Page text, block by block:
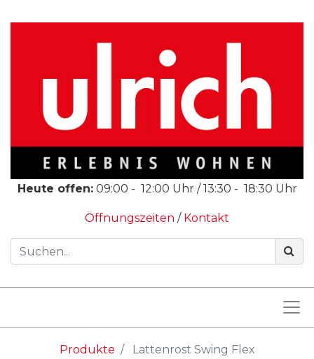
Heute offen: 09:00 - 12:00 Uhr /13:30 - 18:30 Uhr
Öffnungszeiten / Kontakt
Produkte Lattenrost Swing Flex